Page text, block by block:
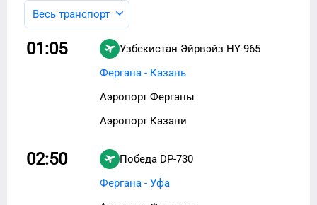
Весь транспорт
01:05 Узбекистан Эйрвэйз HY-965
Фергана - Казань
Аэропорт Ферганы
Аэропорт Казани
02:50 Победа DP-730
Фергана - Уфа